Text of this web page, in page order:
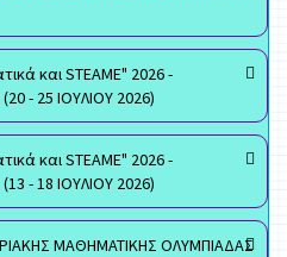
και STEAME" 2026 -
- 25 ΙΟΥΛΙΟΥ 2026)
και STEAME" 2026 -
- 18 ΙΟΥΛΙΟΥ 2026)
ΜΑΘΗΜΑΤΙΚΗΣ ΟΛΥΜΠΙΑΔΑΣ